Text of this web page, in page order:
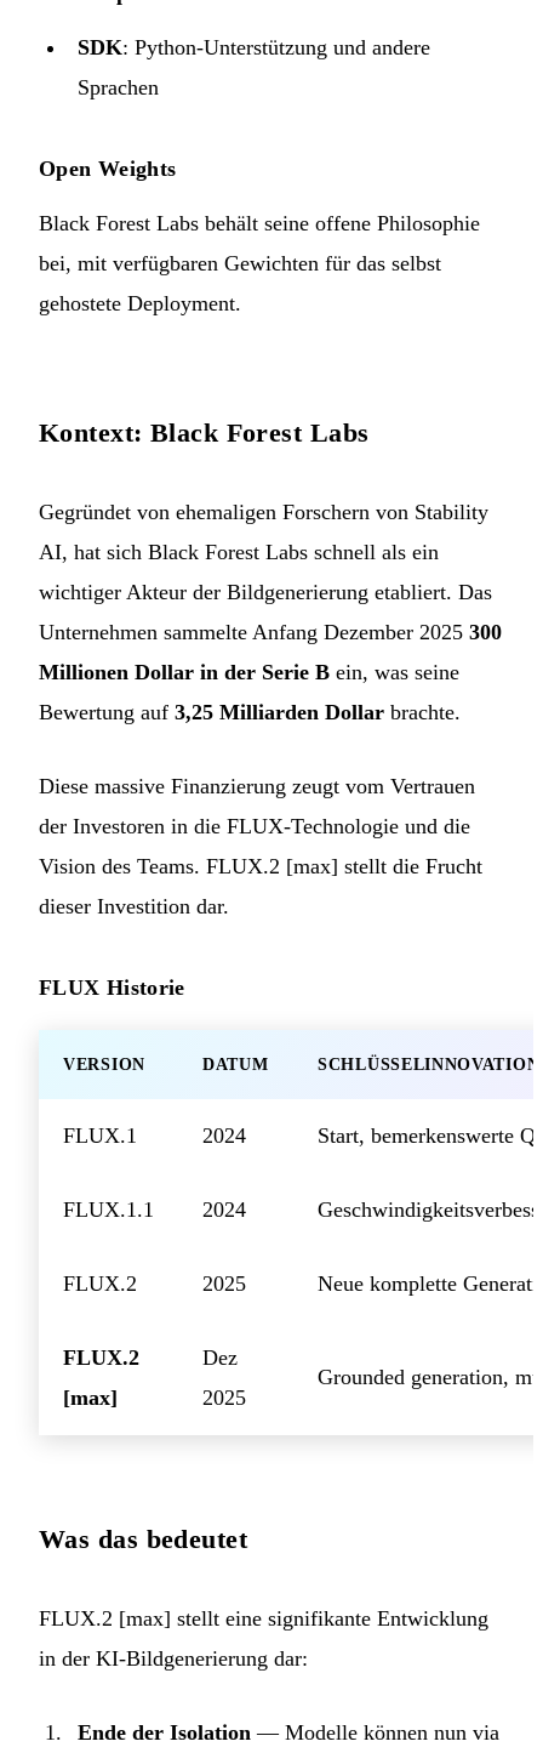
SDK: Python-Unterstützung und andere
Sprachen
Open Weights
Black Forest Labs behält seine offene Philosophie
bei, mit verfügbaren Gewichten für das selbst
gehostete Deployment.
Kontext: Black Forest Labs
Gegründet von ehemaligen Forschern von Stability
AI, hat sich Black Forest Labs schnell als ein
wichtiger Akteur der Bildgenerierung etabliert. Das
Unternehmen sammelte Anfang Dezember 2025 300
Millionen Dollar in der Serie B ein, was seine
Bewertung auf 3,25 Milliarden Dollar brachte.
Diese massive Finanzierung zeugt vom Vertrauen
der Investoren in die FLUX-Technologie und die
Vision des Teams. FLUX.2 [max] stellt die Frucht
dieser Investition dar.
FLUX Historie
VERSION DATUM SCHLÜSSELINNOVATION
FLUX.1 2024 Start, bemerkenswerte
FLUX.1.1 2024
FLUX.2 2025 Neue komplette
FLUX.2
[max]
Dez
2025
Grounded generation,
Was das bedeutet
FLUX.2 [max] stellt eine signifikante Entwicklung
in der KI-Bildgenerierung dar:
Ende der Isolation — Modelle können nun via